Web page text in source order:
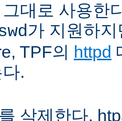
대로 사용한
가 지원하
TPF의 httpd
.
삭제한다.